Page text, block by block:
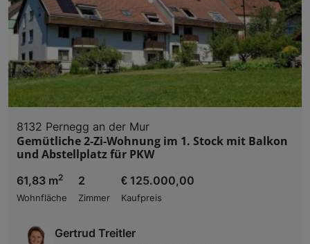
8132 Pernegg an der Mur
Gemütliche 2-Zi-Wohnung im 1. Stock mit Balkon
und Abstellplatz für PKW
61,83 m2
Wohnfläche
2
Zimmer
€ 125.000,00
Kaufpreis
Gertrud Treitler